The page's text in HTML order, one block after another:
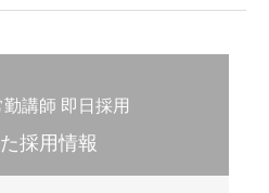
講師 即日採用
採用情報